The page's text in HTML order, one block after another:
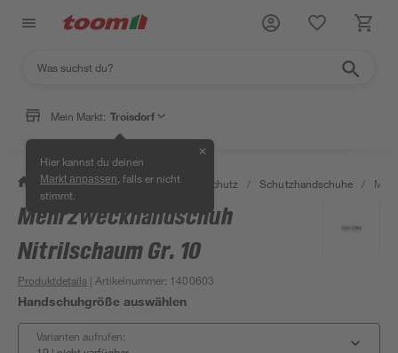
Mein Markt: Troisdorf
Hier kannst du deinen
Markt anpassen , falls er nicht
stimmt.
✕
/ Bauen & Renovieren / Arbeitsschutz / Schutzhandschuhe /
Mehrzweckhandschuh
Nitrilschaum Gr. 10
Produktdetails | Artikelnummer: 1400603
Handschuhgröße auswählen
Varianten aufrufen: